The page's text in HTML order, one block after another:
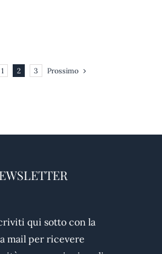
1 2 3 Prossimo
qui sotto con la
mail per ricevere